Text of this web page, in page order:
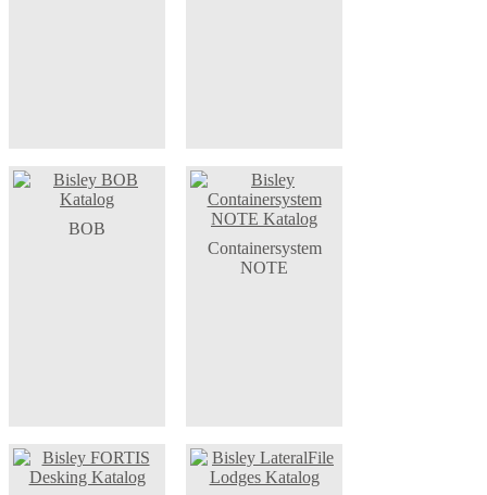
BOB
Containersystem
NOTE